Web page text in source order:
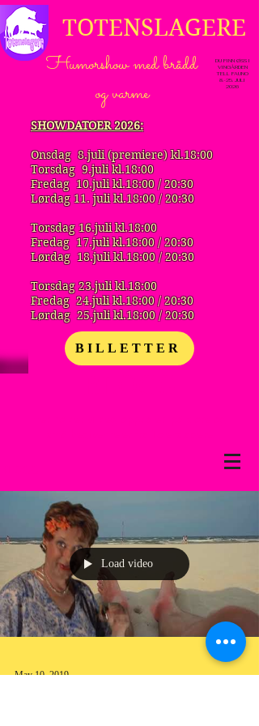
TOTENSLAGERE
DU FINN ØSS I
VINGÅRDEN
TELL FAUNO
8.-25. JULI
2026
Humorshow med brådd
og varme
SHOWDATOER 2026:
Onsdag 8.juli (premiere) kl.18:00
Torsdag 9.juli kl.18:00
Fredag 10.juli kl.18:00 / 20:30
Lørdag 11. juli kl.18:00 / 20:30
Torsdag 16.juli kl.18:00
Fredag 17.juli kl.18:00 / 20:30
Lørdag 18.juli kl.18:00 / 20:30
Torsdag 23.juli kl.18:00
Fredag 24.juli kl.18:00 / 20:30
Lørdag 25.juli kl.18:00 / 20:30
BILLETTER
Load video
May 10, 2019